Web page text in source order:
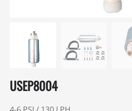
USEP8004